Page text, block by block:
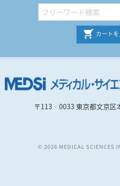
カート
〒113‐0033 東京都文京区
© 2026 MEDICAL SCIENCES